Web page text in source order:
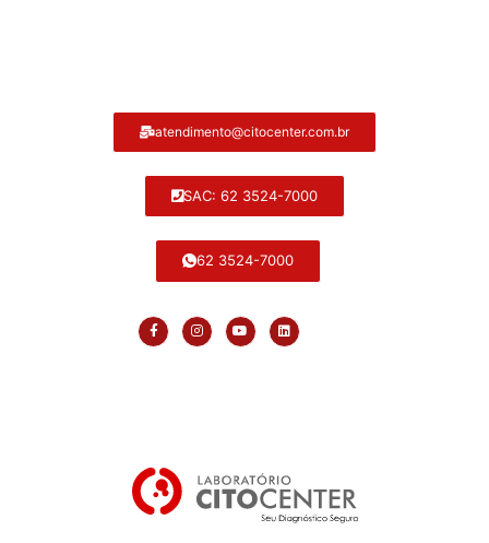
atendimento@citocenter.com.br
SAC: 62 3524-7000
62 3524-7000